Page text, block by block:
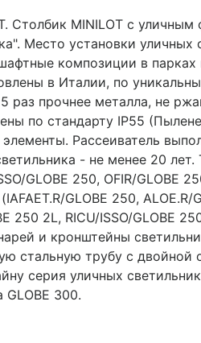
Столбик MINILOT с уличным
Место установки уличных
композиции в
в Италии, по
раз прочнее металла, не
по стандарту IP55
Рассеиватель
- не менее 20 лет.
GLOBE 250, OFIR/GLOBE
GLOBE 250, ALOE.R/
250 2L, RICU/ISSO/GLOBE
и кронштейны
стальную трубу с двойной
серия уличных
300.